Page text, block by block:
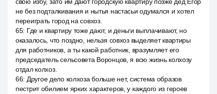
не без подталкивания и нытья настасьи одумался и хотел
переиграть город на совхоз.
65: Где и квартиру тоже дают, и деньги выплачивают, но
оказалось, что поздно, нельзя совхоз выделяет квартиры
для работников, а ты какой работник, вразумляет его
председатель сельсовета Воронцов, я всю жизнь колхозу
отдал колхоз.
66: Другое дело колхоза больше нет, система образов
пестрит обилием ярких характеров, у каждого из героев